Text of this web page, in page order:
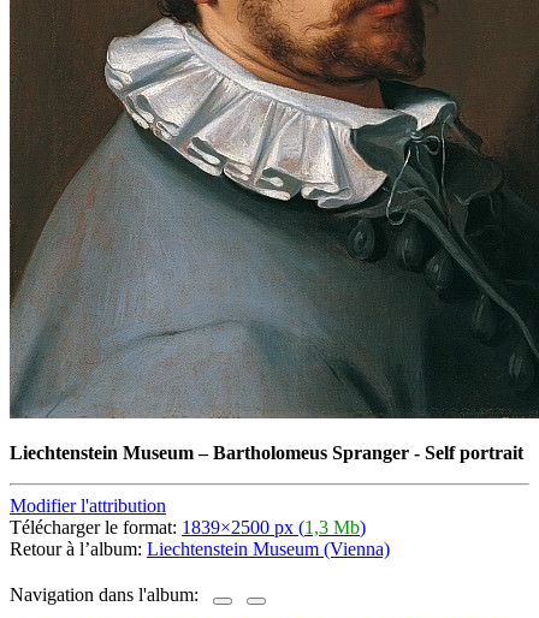
Liechtenstein Museum–Bartholomeus Spranger - Self portrait
Modifier l'attribution
Télécharger le format: 1839×2500 px (1,3 Mb)
Retour à l’album: Liechtenstein Museum (Vienna)
Navigation dans l'album: